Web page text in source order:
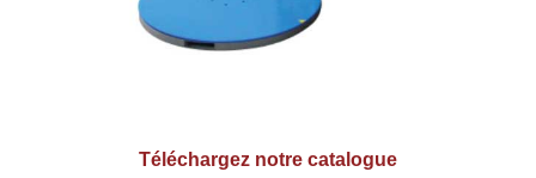
Téléchargez notre catalogue